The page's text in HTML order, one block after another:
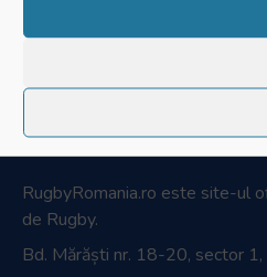
RugbyRomania.ro este site-ul
de Rugby.
Bd. Mărăști nr. 18-20, sector 1,